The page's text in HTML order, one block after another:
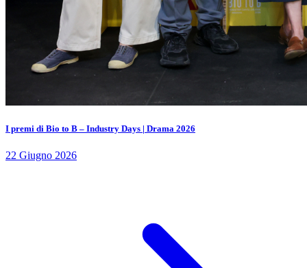
I premi di Bio to B – Industry Days | Drama 2026
22 Giugno 2026